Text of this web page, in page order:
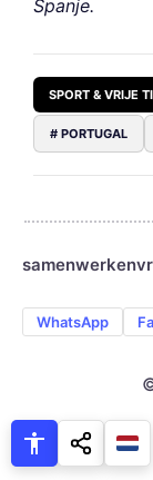
Spanje.
SPORT & VRIJE
# PORTUGAL
samenwerken
WhatsApp